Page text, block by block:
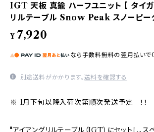
IGT 天板 真鍮 ハーフユニット 【 タイガ
リルテーブル Snow Peak スノーピー
¥ 7,920
なら 手数料無料の 翌月払いで
別途送料がかかります。送料を確認する
※ 1月下旬以降入荷次第順次発送予定 ！！
"アイアングリルテーブル（IGT）にセットし、